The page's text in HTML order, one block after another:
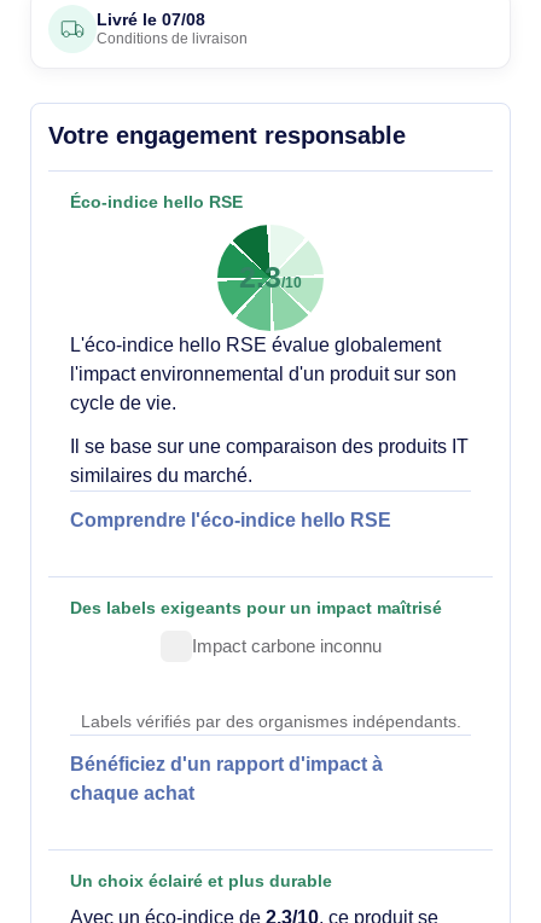
Livré le 07/08
Conditions de livraison
Votre engagement responsable
Éco-indice hello RSE
2.3/10
L'éco-indice hello RSE évalue globalement
l'impact environnemental d'un produit sur son
cycle de vie.
Il se base sur une comparaison des produits IT
similaires du marché.
Comprendre l'éco-indice hello RSE
Des labels exigeants pour un impact maîtrisé
Impact carbone inconnu
Labels vérifiés par des organismes indépendants.
Bénéficiez d'un rapport d'impact à
chaque achat
Un choix éclairé et plus durable
Avec un éco-indice de 2.3/10, ce produit se